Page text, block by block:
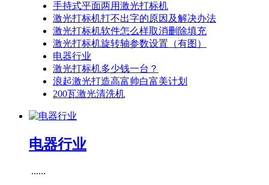
手持式平面两用激光打标机
激光打标机打不出字的原因及解决办法
激光打标机软件怎么样取消删除填充
激光打标机旋转轴参数设置（有图）
电器行业
激光打标机多少钱一台？
浪起激光打造高富帅白富美计划
200瓦激光清洗机
电器行业
......